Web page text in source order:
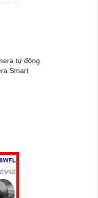
tự động
Smart